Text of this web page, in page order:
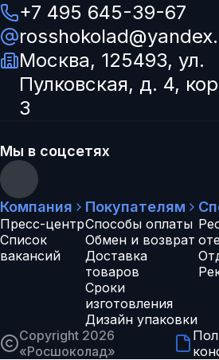
+7 495 645-39-67
Москва, 125493, ул.
Пулковская, д. 4,
3
Мы в соцсетях
Компания
Пресс-центр
Список
вакансий
Покупателям
Способы оплаты
Обмен и возврат
Доставка
товаров
Сроки
изготовления
Дизайн упаковки
Copyright 2026
«Росшоколад»